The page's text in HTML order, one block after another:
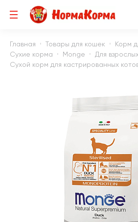
Главная Товары для кошек
Корм
Сухие корма
Monge
Для
Сухой корм для кастрированных